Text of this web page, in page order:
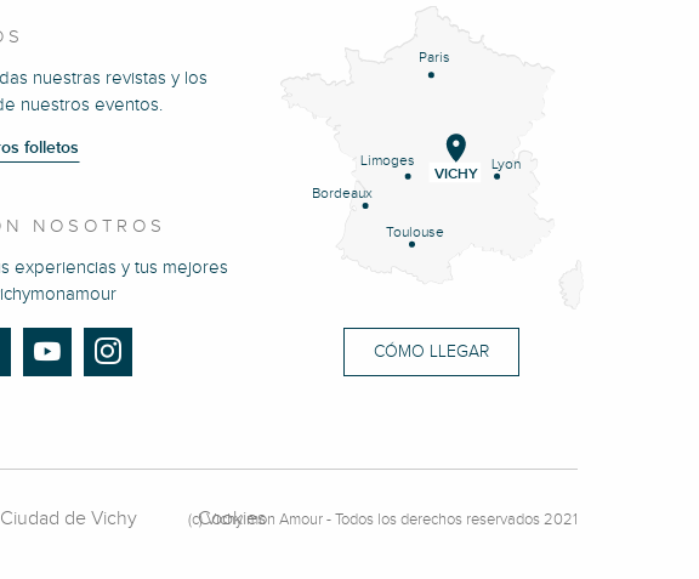
nuestras revistas y los
nuestros eventos.
folletos
NOSOTROS
experiencias y tus mejores
Paris
Lyon
Limoges
Bordeaux
Toulouse
VICHY
CÓMO LLEGAR
Ciudad de Vichy Cookies
(c) Vichy mon Amour - Todos los derechos reservados 2021